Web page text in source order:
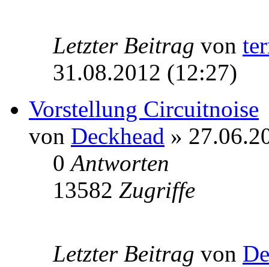
Letzter Beitrag von
31.08.2012 (12:27)
Vorstellung Circuitnoise
von Deckhead »
0Antworten
13582 Zugriffe
Letzter Beitrag von